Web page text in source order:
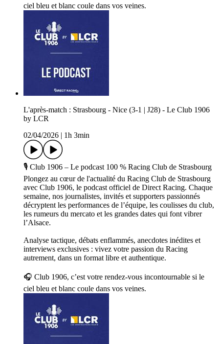
ciel bleu et blanc coule dans vos veines.
L'après-match : Strasbourg - Nice (3-1 | J28) - Le Club 1906
by LCR
02/04/2026
1h 3min
🎙️ Club 1906 – Le podcast 100 % Racing Club de Strasbourg
Plongez au cœur de l'actualité du Racing Club de Strasbourg
avec Club 1906, le podcast officiel de Direct Racing. Chaque
semaine, nos journalistes, invités et supporters passionnés
décryptent les performances de l’équipe, les coulisses du club,
les rumeurs du mercato et les grandes dates qui font vibrer
l’Alsace.
Analyse tactique, débats enflammés, anecdotes inédites et
interviews exclusives : vivez votre passion du Racing
autrement, dans un format libre et authentique.
🎧 Club 1906, c’est votre rendez-vous incontournable si le
ciel bleu et blanc coule dans vos veines.